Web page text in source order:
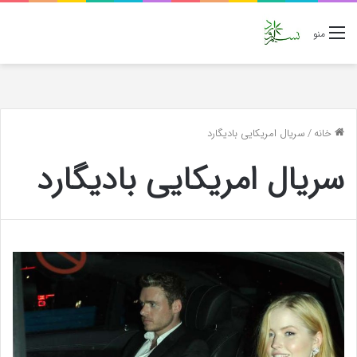
منو
خانه/سریال امریکایی بادیگارد
سریال امریکایی بادیگارد